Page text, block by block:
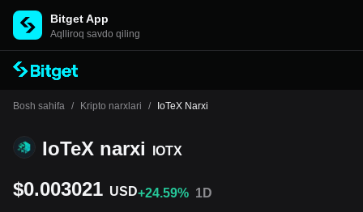
Bitget App
Aqlliroq savdo qiling
Bosh sahifa / Kripto narxlari / IoTeX Narxi
IoTeX narxi IOTX
$0.003021 USD+24.59% 1D